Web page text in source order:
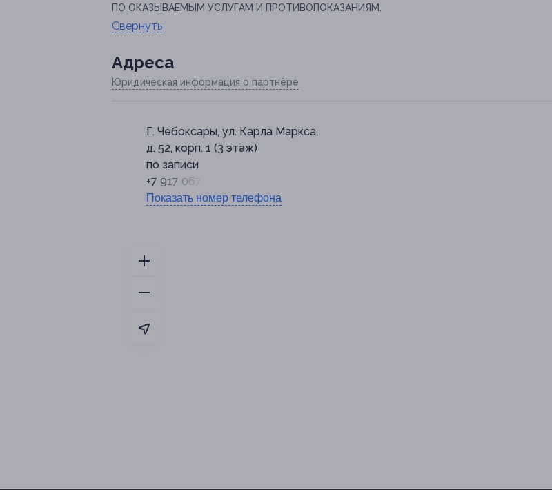
ПО ОКАЗЫВАЕМЫМ УСЛУГАМ И ПРОТИВОПОКАЗАНИЯМ.
Свернуть
Адресa
Юридическая информация о партнёре
Г. Чебоксары, ул. Карла Маркса,
д. 52, корп. 1 (3 этаж)
по записи
+7 917 067-67-47
Показать номер телефона